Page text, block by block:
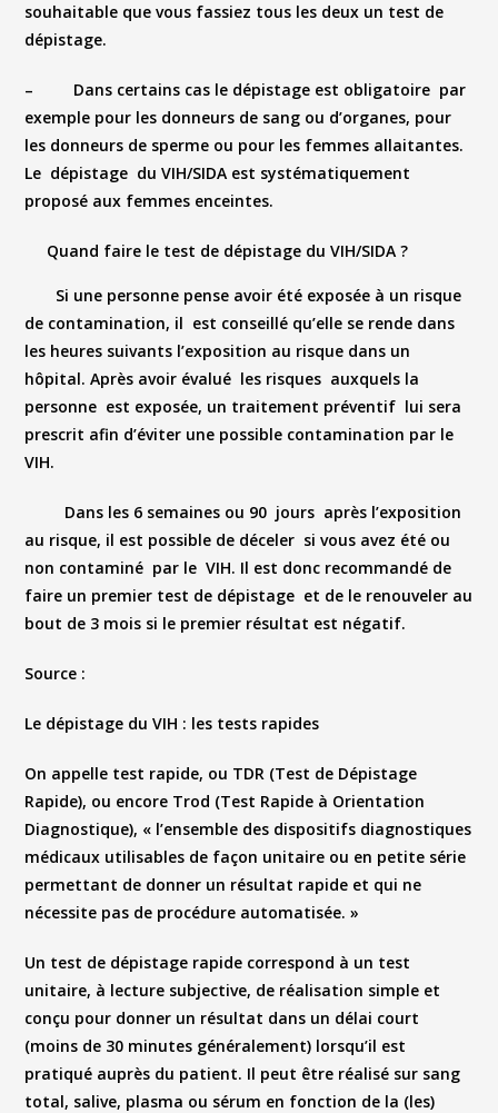
souhaitable que vous fassiez tous les deux un test de
dépistage.
– Dans certains cas le dépistage est obligatoire par
exemple pour les donneurs de sang ou d’organes, pour
les donneurs de sperme ou pour les femmes allaitantes.
Le dépistage du VIH/SIDA est systématiquement
proposé aux femmes enceintes.
Quand faire le test de dépistage du VIH/SIDA ?
Si une personne pense avoir été exposée à un risque
de contamination, il est conseillé qu’elle se rende dans
les heures suivants l’exposition au risque dans un
hôpital. Après avoir évalué les risques auxquels la
personne est exposée, un traitement préventif lui sera
prescrit afin d’éviter une possible contamination par le
VIH.
Dans les 6 semaines ou 90 jours après l’exposition
au risque, il est possible de déceler si vous avez été ou
non contaminé par le VIH. Il est donc recommandé de
faire un premier test de dépistage et de le renouveler au
bout de 3 mois si le premier résultat est négatif.
Source :
Le dépistage du VIH : les tests rapides
On appelle test rapide, ou TDR (Test de Dépistage
Rapide), ou encore Trod (Test Rapide à Orientation
Diagnostique), « l’ensemble des dispositifs diagnostiques
médicaux utilisables de façon unitaire ou en petite série
permettant de donner un résultat rapide et qui ne
nécessite pas de procédure automatisée. »
Un test de dépistage rapide correspond à un test
unitaire, à lecture subjective, de réalisation simple et
conçu pour donner un résultat dans un délai court
(moins de 30 minutes généralement) lorsqu’il est
pratiqué auprès du patient. Il peut être réalisé sur sang
total, salive, plasma ou sérum en fonction de la (les)